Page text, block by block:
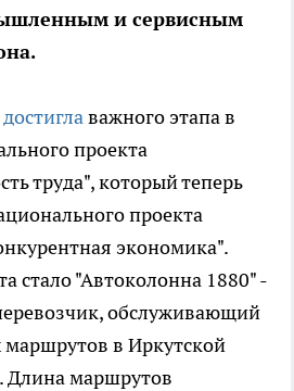
и сервисным
достиглаважного этапа в
проекта
труда", который теперь
проекта
экономика".
стало "Автоколонна 1880" -
обслуживающий
в Иркутской
Длина маршрутов